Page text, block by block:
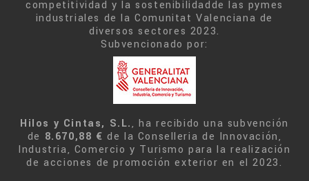
competitividad y la sostenibilidadde las pymes
industriales de la Comunitat Valenciana de
diversos sectores 2023.
Subvencionado por:
Hilos y Cintas, S.L., ha recibido una subvención
de 8.670,88 € de la Conselleria de Innovación,
Industria, Comercio y Turismo para la realización
de acciones de promoción exterior en el 2023.